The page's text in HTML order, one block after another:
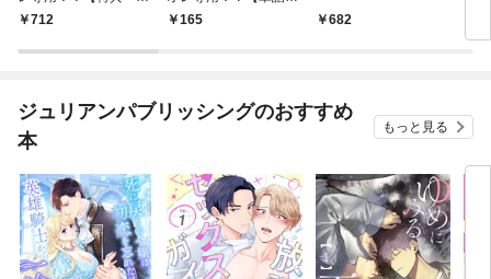
パー／電子書籍限定イ
712
売】 1
165 682
ジュリアンパブリッシングのおすすめ
本
もっと見る